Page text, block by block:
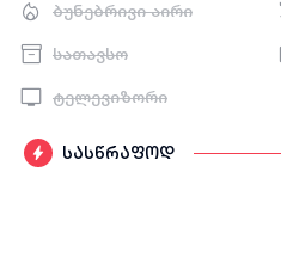
ბუნებრივი აირი
სათავსო
ტელევიზორი
სასწრაფოდ